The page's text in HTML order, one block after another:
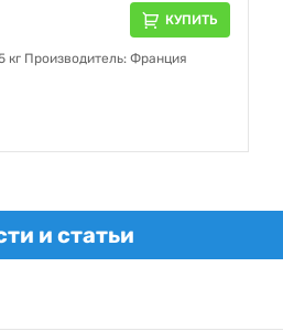
КУПИТЬ
кг Производитель: Франция
и статьи